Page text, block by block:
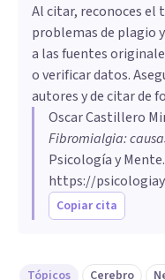
Al citar, reconoces el
problemas de plagio
a las fuentes
o verificar datos.
autores y de citar de
Oscar Castillero
Fibromialgia:
Psicología y Mente.
https://
Copiar cita
Tópicos Cerebro